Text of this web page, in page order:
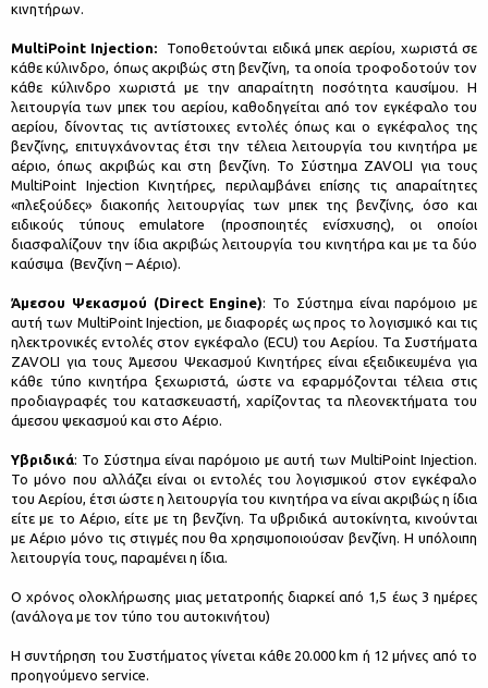
κινητήρων.
MultiPoint Injection: Τοποθετούνται ειδικά μπεκ αερίου, χωριστά σε
κάθε κύλινδρο, όπως ακριβώς στη βενζίνη, τα οποία τροφοδοτούν τον
κάθε κύλινδρο χωριστά με την απαραίτητη ποσότητα καυσίμου. Η
λειτουργία των μπεκ του αερίου, καθοδηγείται από τον εγκέφαλο του
αερίου, δίνοντας τις αντίστοιχες εντολές όπως και ο εγκέφαλος της
βενζίνης, επιτυγχάνοντας έτσι την τέλεια λειτουργία του κινητήρα με
αέριο, όπως ακριβώς και στη βενζίνη. Το Σύστημα ZAVOLI για τους
MultiPoint Injection Κινητήρες, περιλαμβάνει επίσης τις απαραίτητες
«πλεξούδες» διακοπής λειτουργίας των μπεκ της βενζίνης, όσο και
ειδικούς τύπους emulatore (προσποιητές ενίσχυσης), οι οποίοι
διασφαλίζουν την ίδια ακριβώς λειτουργία του κινητήρα και με τα δύο
καύσιμα (Βενζίνη – Aέριο).
Άμεσου Ψεκασμού (Direct Engine): Το Σύστημα είναι παρόμοιο με
αυτή των MultiPoint Injection, με διαφορές ως προς το λογισμικό και τις
ηλεκτρονικές εντολές στον εγκέφαλο (ECU) του Aερίου. Τα Συστήματα
ZAVOLI για τους Άμεσου Ψεκασμού Κινητήρες είναι εξειδικευμένα για
κάθε τύπο κινητήρα ξεχωριστά, ώστε να εφαρμόζονται τέλεια στις
προδιαγραφές του κατασκευαστή, χαρίζοντας τα πλεονεκτήματα του
άμεσου ψεκασμού και στο Aέριο.
Υβριδικά: Το Σύστημα είναι παρόμοιο με αυτή των MultiPoint Injection.
Το μόνο που αλλάζει είναι οι εντολές του λογισμικού στον εγκέφαλο
του Aερίου, έτσι ώστε η λειτουργία του κινητήρα να είναι ακριβώς η ίδια
είτε με το Aέριο, είτε με τη βενζίνη. Τα υβριδικά αυτοκίνητα, κινούνται
με Aέριο μόνο τις στιγμές που θα χρησιμοποιούσαν βενζίνη. Η υπόλοιπη
λειτουργία τους, παραμένει η ίδια.
Ο χρόνος ολοκλήρωσης μιας μετατροπής διαρκεί από 1,5 έως 3 ημέρες
(ανάλογα με τον τύπο του αυτοκινήτου)
Η συντήρηση του Συστήματος γίνεται κάθε 20.000 km ή 12 μήνες από το
προηγούμενο service.